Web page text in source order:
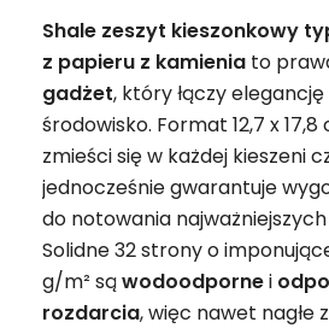
Shale zeszyt kieszonkowy
z papieru z kamienia to
gadżet, który łączy
środowisko. Format 12,7 x
zmieści się w każdej kieszeni
jednocześnie gwarantuje
do notowania najważniejszych
Solidne 32 strony o
g/m² sąwodoodpornei
rozdarcia, więc nawet nagłe